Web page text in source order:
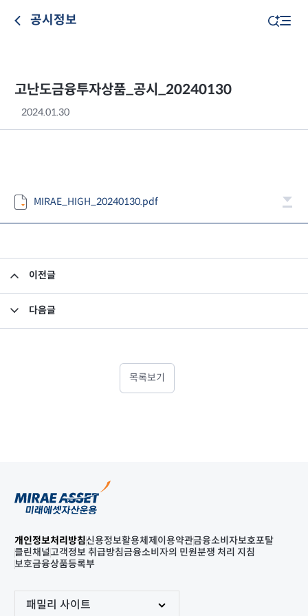
공시정보
고난도금융투자상품_공시_20240130
2024.01.30
MIRAE_HIGH_20240130.pdf
이전글
다음글
목록보기
개인정보처리방침신용정보활용체제 이용약관금융소비자보호포탈
클린채널고객정보 취급방침금융소비자의 민원분쟁 처리 지침
보호금융상품등록부
패밀리 사이트